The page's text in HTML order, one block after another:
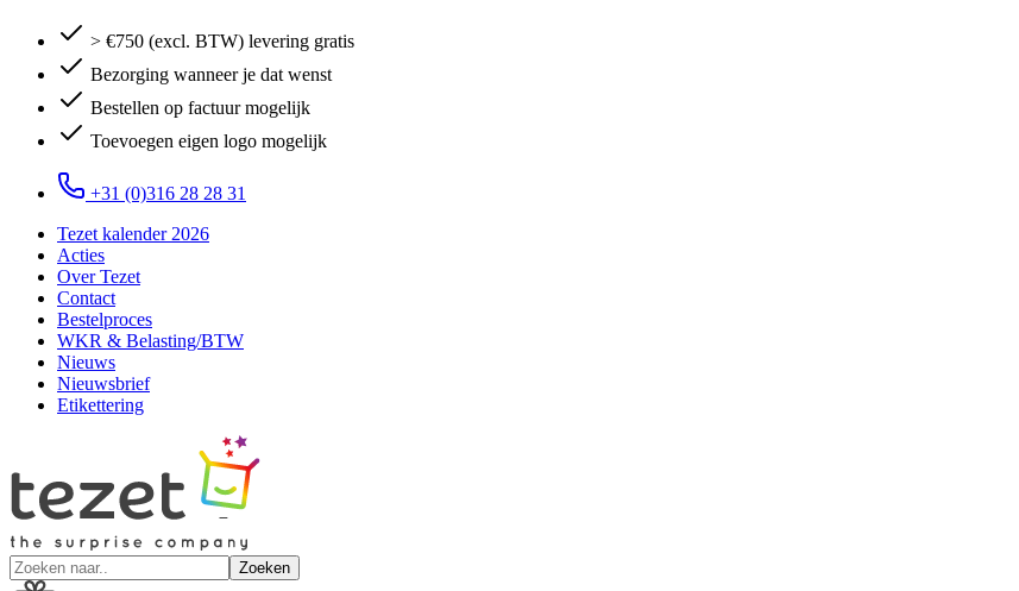
> €750 (excl. BTW) levering gratis
Bezorging wanneer je dat wenst
Bestellen op factuur mogelijk
Toevoegen eigen logo mogelijk
+31 (0)316 28 28 31
Tezet kalender 2026
Acties
Over Tezet
Contact
Bestelproces
WKR & Belasting/BTW
Nieuws
Nieuwsbrief
Etikettering
Zoeken